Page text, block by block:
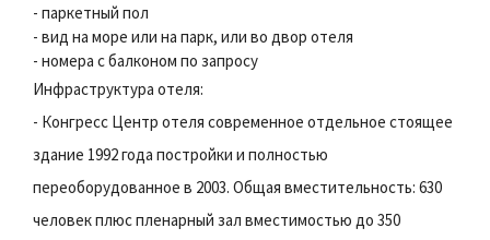
- паркетный пол
- вид на море или на парк, или во двор отеля
- номера с балконом по запросу
Инфраструктура отеля:
- Конгресс Центр отеля современное отдельное стоящее
здание 1992 года постройки и полностью
переоборудованное в 2003. Общая вместительность: 630
человек плюс пленарный зал вместимостью до 350